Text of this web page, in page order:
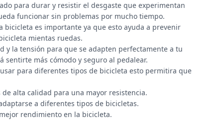
para durar y resistir el desgaste que experimentan
funcionar sin problemas por mucho tiempo.
bicicleta es importante ya que esto ayuda a prevenir
mientas ruedas.
y la tensión para que se adapten perfectamente a tu
sentirte más cómodo y seguro al pedalear.
para diferentes tipos de bicicleta esto permitira que
alta calidad para una mayor resistencia.
a diferentes tipos de bicicletas.
rendimiento en la bicicleta.